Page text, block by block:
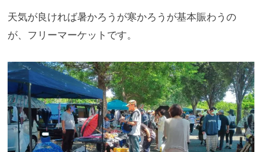
天気が良ければ暑かろうが寒かろうが基本賑わうの
が、 フリーマーケットです。